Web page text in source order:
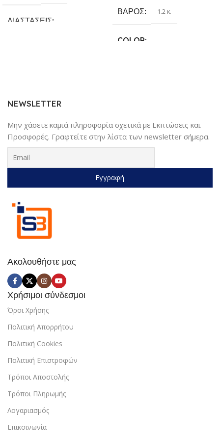
ΔΙΑΣΤΆΣΕΙΣ
ΒΆΡΟΣ 1.2 κ.
COLOR
Ακολουθήστε μας
Χρήσιμοι σύνδεσμοι
Όροι Χρήσης
Πολιτική Απορρήτου
Πολιτική Cookies
Πολιτική Επιστροφών
Τρόποι Αποστολής
Τρόποι Πληρωμής
Λογαριασμός
Επικοινωνία
NEWSLETTER
Μην χάσετε καμιά πληροφορία σχετικά με Εκπτώσεις και
Προσφορές. Γραφτείτε στην λίστα των newsletter σήμερα.